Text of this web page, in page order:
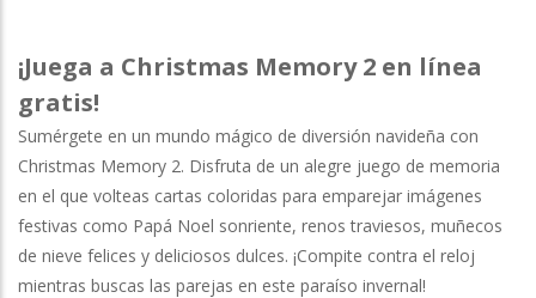
¡Juega a Christmas Memory 2 en línea
gratis!
Sumérgete en un mundo mágico de diversión navideña con
Christmas Memory 2. Disfruta de un alegre juego de memoria
en el que volteas cartas coloridas para emparejar imágenes
festivas como Papá Noel sonriente, renos traviesos, muñecos
de nieve felices y deliciosos dulces. ¡Compite contra el reloj
mientras buscas las parejas en este paraíso invernal!